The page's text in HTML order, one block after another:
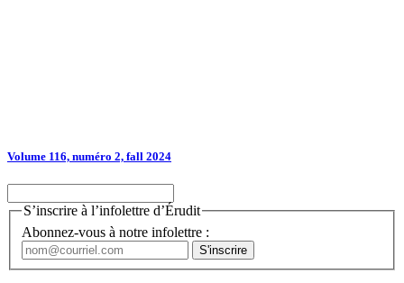
Volume 116, numéro 2, fall 2024
S’inscrire à l’infolettre d’Érudit
Abonnez-vous à notre infolettre :